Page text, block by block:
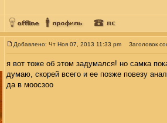
Добавлено: Чт Ноя 07, 2013 11:33 pm Заголовок
я вот тоже об этом задумался! но самка
думаю, скорей всего и ее позже повезу
да в моосзоо